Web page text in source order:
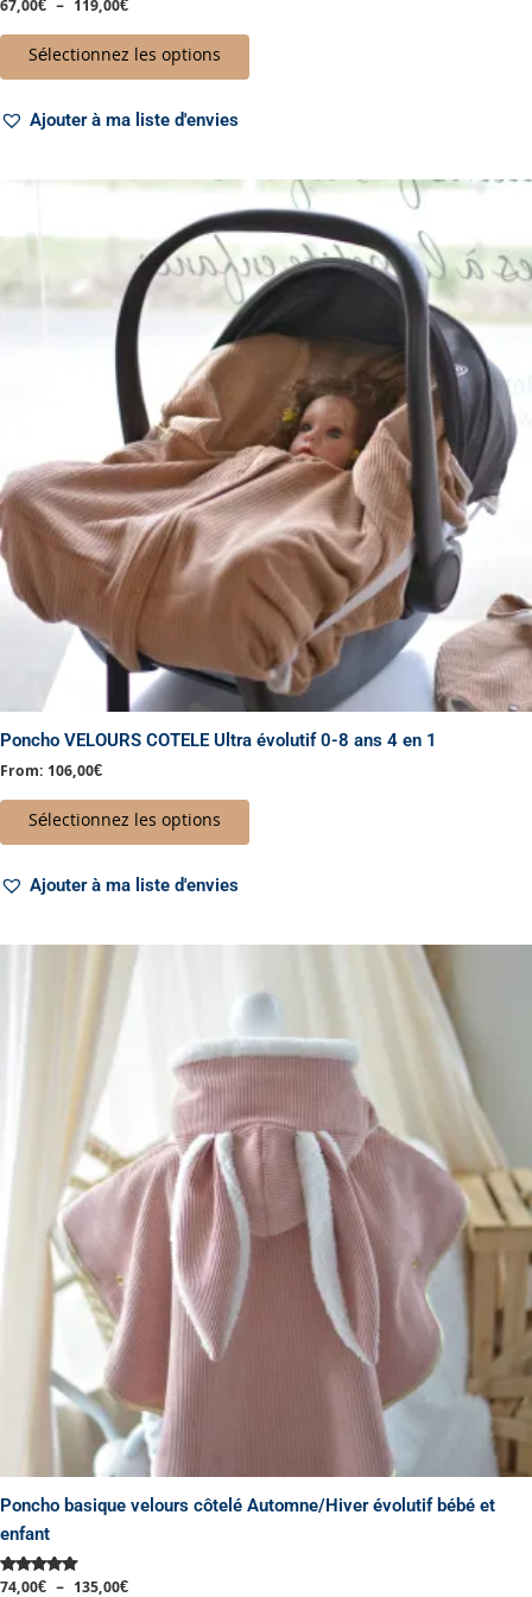
Note
sur 5
67,00€ – 119,00€
Sélectionnez les options
Ajouter à ma liste d'envies
Poncho VELOURS COTELE Ultra évolutif 0-8 ans 4 en 1
From: 106,00€
Sélectionnez les options
Ce
produit
a
plusieurs
variations.
Les
options
peuvent
être
choisies
sur
la
page
du
produit
Ajouter à ma liste d'envies
Poncho basique velours côtelé Automne/Hiver évolutif bébé et
enfant
Note
74,00€ – 135,00€
de
prix :
135,00€
produit
plusieurs
options
peuvent
être
choisies
sur
la